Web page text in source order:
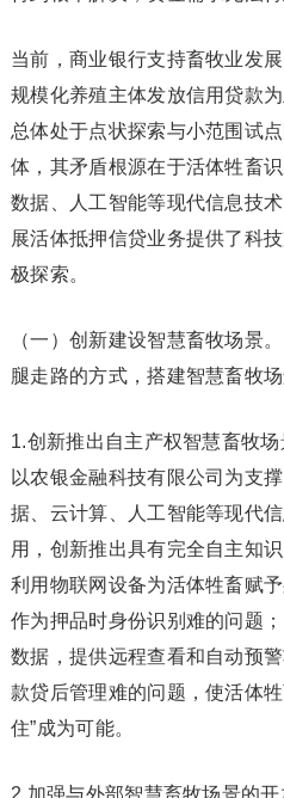
当前，商业银行支持畜牧业发
规模化养殖主体发放信用贷款
总体处于点状探索与小范围试
体，其矛盾根源在于活体牲畜
数据、人工智能等现代信息技
展活体抵押信贷业务提供了科
极探索。
（一）创新建设智慧畜牧场景
腿走路的方式，搭建智慧畜牧场
1.创新推出自主产权智慧畜牧
以农银金融科技有限公司为支
据、云计算、人工智能等现代
用，创新推出具有完全自主知
利用物联网设备为活体牲畜赋
作为押品时身份识别难的问题
数据，提供远程查看和自动预
款贷后管理难的问题，使活体
住”成为可能。
2.加强与外部智慧畜牧场景的